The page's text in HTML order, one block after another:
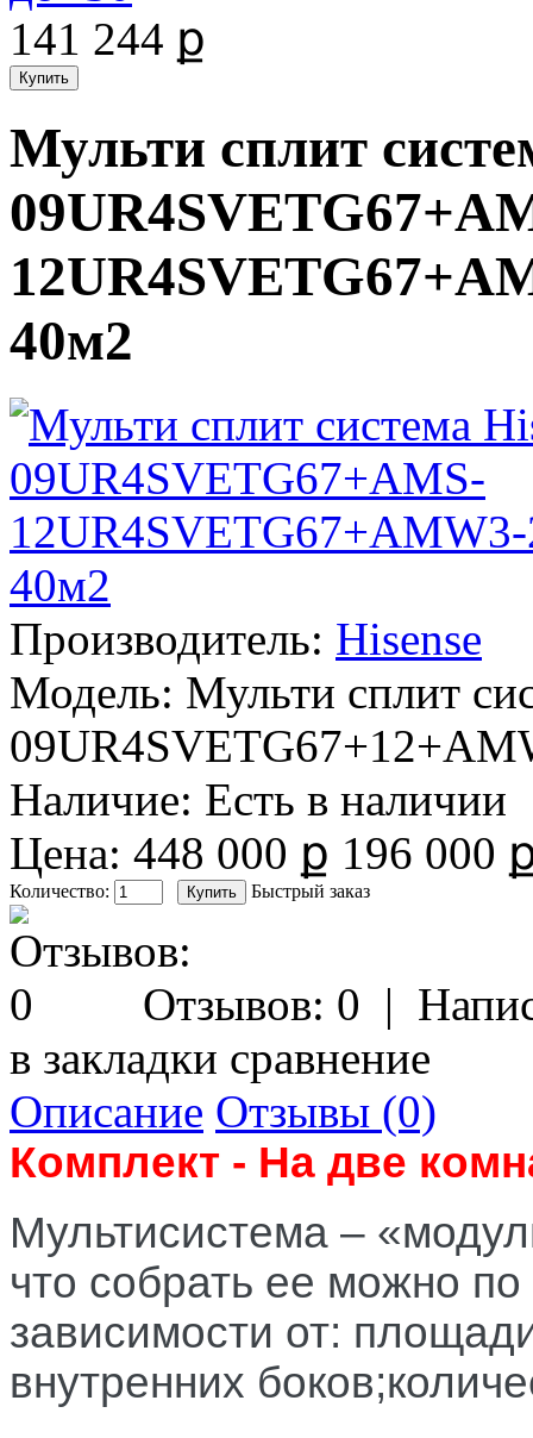
141 244 ք
Мульти сплит
40м2
Производитель: Hisense
Модель: Мульти сплит
Наличие: Есть в наличии
Цена: 448 000 ք 196 000
Количество: Быстрый заказ
Отзывов: 0 |
в закладки сравнение
Описание Отзывы (0)
Комплект - На две
Мультисистема –
что собрать ее можно
зависимости от:
внутренних